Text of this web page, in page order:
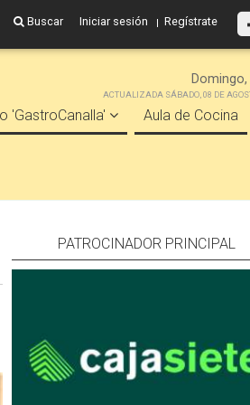
Buscar Iniciar sesión Regístrate
ACTUALIZADA SÁBADO, 08 DE
'GastroCanalla' Aula de Cocina
PATROCINADOR PRINCIPAL